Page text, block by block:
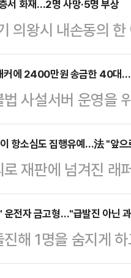
다. 박동빈은 최근
살 등 범죄 혐의점
다.빈소는 경기 안
30분 엄수된다.
든다.한편 지난
서 화재…2명 사망·5명 부상
의왕시 내손동의
에 따르면 이날 오
불이 났다.이 불
주민 1명 역시 소
민 5명도 화상과
다수의 목격자 신고
발령하고 진화 작
커에 2400만원 송금한 40대
사설서버 운영을
일 법조계에 따르
혐의로 기소된 오모
최근 확정했다.일
부터 이듬해 5월
파일을 받고 그 대
2013년 11월 온
항소심도 집행유예…法 "앞
로 재판에 넘겨진
선고 받았다.30일
날 마약류관리법 위
씨에 대해 검찰과
률이 높은 점을 고
운전자 금고형…"급발진 아닌
해 1명을 숨지게
진 사고가 아닌 운